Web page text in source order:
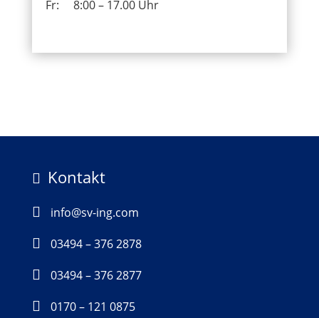
Fr:
8:00 – 17.00 Uhr
 Kontakt

info@sv-ing.com

03494 – 376 2878

03494 – 376 2877

0170 – 121 0875